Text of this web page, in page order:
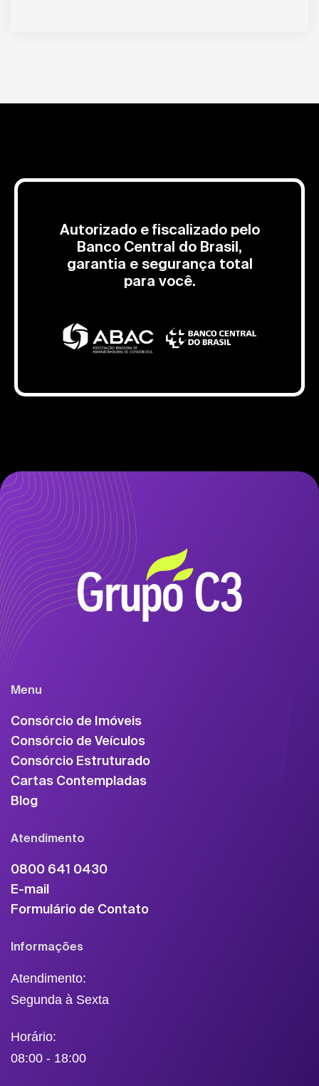
Autorizado e fiscalizado pelo
Banco Central do Brasil,
garantia e segurança total
para você.
Menu
Consórcio de Imóveis
Consórcio de Veículos
Consórcio Estruturado
Cartas Contempladas
Blog
Atendimento
0800 641 0430
E-mail
Formulário de Contato
Informações
Atendimento:
Segunda à Sexta
Horário:
08:00 - 18:00